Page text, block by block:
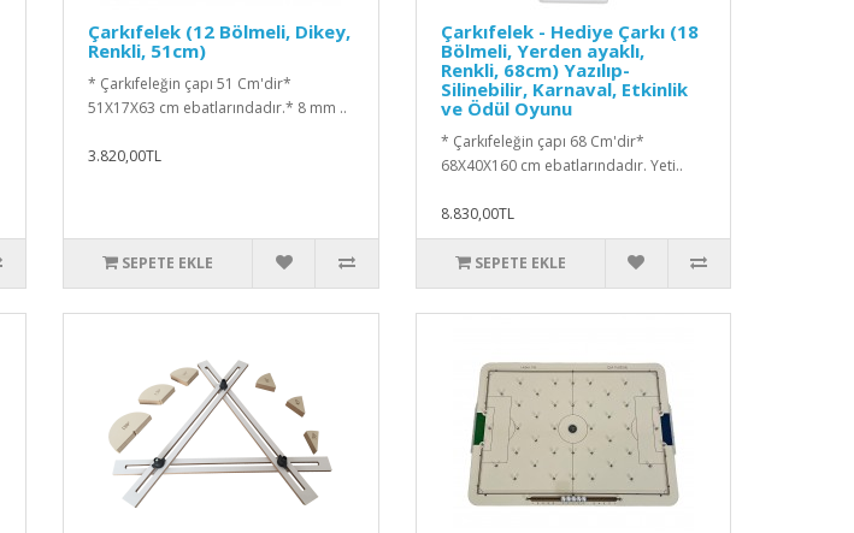
Çarkıfelek (12 Bölmeli, Dikey,
Renkli, 51cm)
* Çarkıfeleğin çapı 51 Cm'dir*
51X17X63 cm ebatlarındadır.* 8 mm ..
3.820,00TL
SEPETE EKLE
Çarkıfelek - Hediye Çarkı (18
Bölmeli, Yerden ayaklı,
Renkli, 68cm) Yazılıp-
Silinebilir, Karnaval, Etkinlik
ve Ödül Oyunu
* Çarkıfeleğin çapı 68 Cm'dir*
68X40X160 cm ebatlarındadır. Yeti..
8.830,00TL
SEPETE EKLE